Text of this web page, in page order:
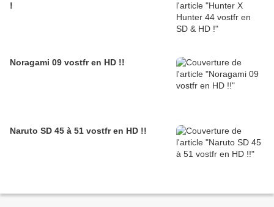
!
Noragami 09 vostfr en HD !!
Naruto SD 45 à 51 vostfr en HD !!